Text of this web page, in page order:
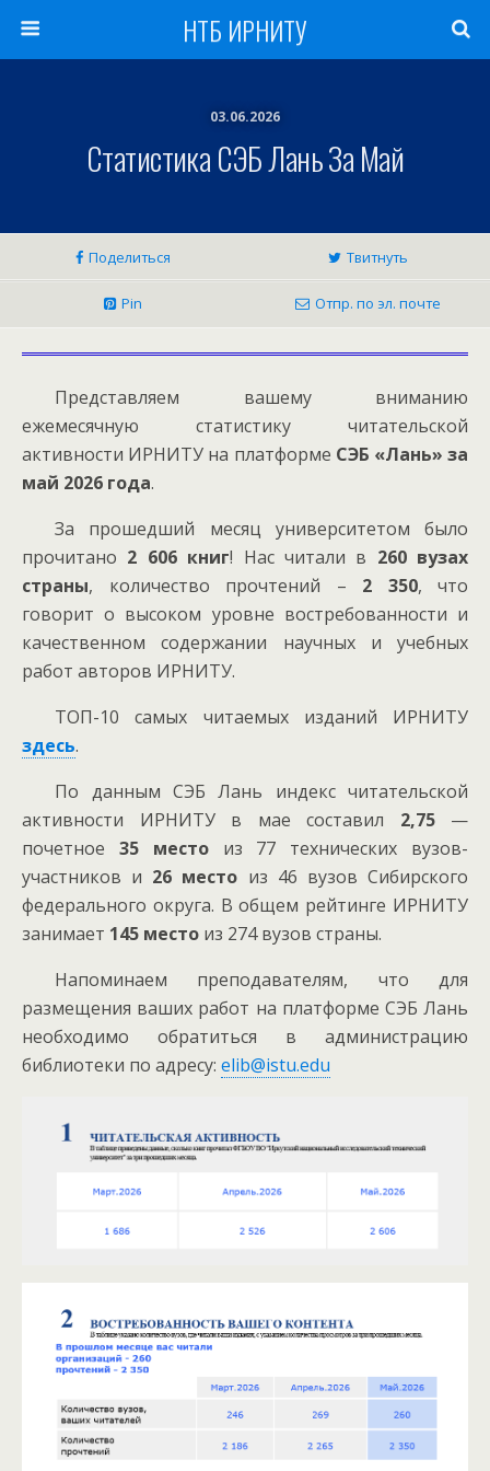
НТБ ИРНИТУ
03.06.2026
Статистика СЭБ Лань За Май
Поделиться Твитнуть
Pin Отпр. по эл. почте
Представляем вашему вниманию
ежемесячную статистику читательской
активности ИРНИТУ на платформе СЭБ «Лань» за
май 2026 года.
За прошедший месяц университетом было
прочитано 2 606 книг! Нас читали в 260 вузах
страны, количество прочтений – 2 350, что
говорит о высоком уровне востребованности и
качественном содержании научных и учебных
работ авторов ИРНИТУ.
ТОП-10 самых читаемых изданий ИРНИТУ
здесь.
По данным СЭБ Лань индекс читательской
активности ИРНИТУ в мае составил 2,75—
почетное 35 место из 77 технических вузов-
участников и 26 место из 46 вузов Сибирского
федерального округа. В общем рейтинге ИРНИТУ
занимает 145 место из 274 вузов страны.
Напоминаем преподавателям, что для
размещения ваших работ на платформе СЭБ Лань
необходимо обратиться в администрацию
библиотеки по адресу: elib@istu.edu